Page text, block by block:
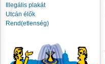
Illegális plakát
Utcán élők
Rend(etlenség)